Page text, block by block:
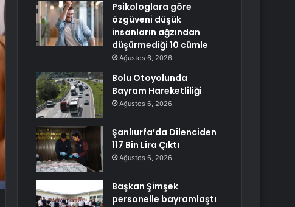
Psikologlara göre
özgüveni düşük
insanların ağzından
düşürmediği 10 cümle
Ağustos 6, 2026
Bolu Otoyolunda
Bayram Hareketliliği
Ağustos 6, 2026
Şanlıurfa’da Dilenciden
117 Bin Lira Çıktı
Ağustos 6, 2026
Başkan Şimşek
personelle bayramlaştı